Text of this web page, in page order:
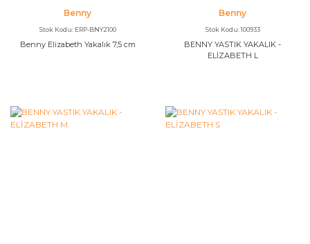
Benny
Stok Kodu: ERP-BNY2100
Benny Elizabeth Yakalık 7,5 cm
Benny
Stok Kodu: 100933
BENNY YASTIK YAKALIK -
ELİZABETH L